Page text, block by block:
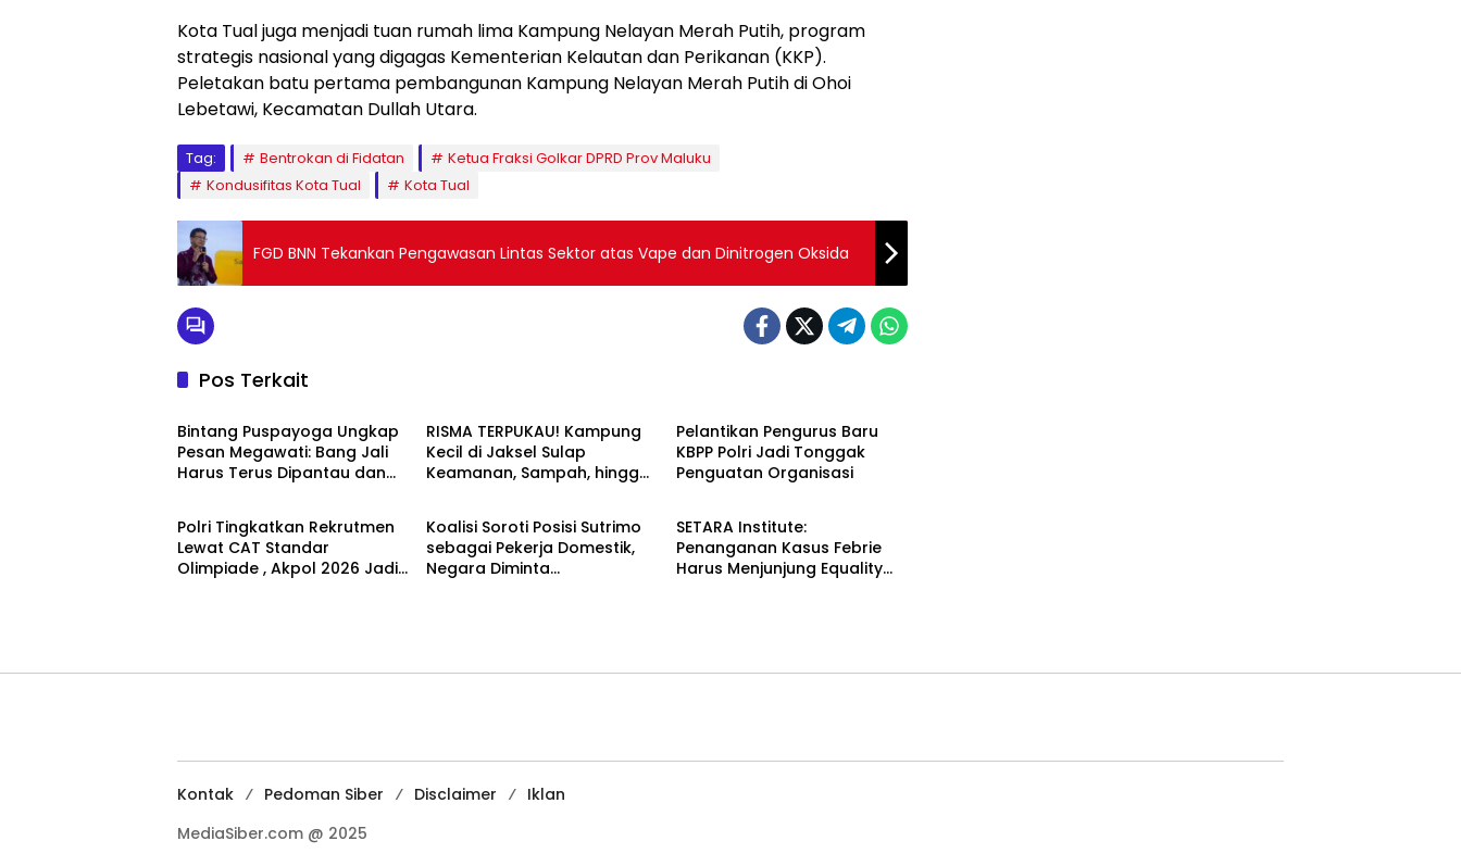
Kota Tual juga menjadi tuan rumah lima Kampung Nelayan Merah Putih, program
strategis nasional yang digagas Kementerian Kelautan dan Perikanan (KKP).
Peletakan batu pertama pembangunan Kampung Nelayan Merah Putih di Ohoi
Lebetawi, Kecamatan Dullah Utara.
Tag: Bentrokan di Fidatan
Ketua Fraksi Golkar DPRD Prov Maluku
Kondusifitas Kota Tual
Kota Tual
FGD BNN Tekankan Pengawasan Lintas Sektor atas Vape dan Dinitrogen Oksida
Pos Terkait
News
Bintang Puspayoga Ungkap
Pesan Megawati: Bang Jali
Harus Terus Dipantau dan
RISMA TERPUKAU! Kampung
Kecil di Jaksel Sulap
Keamanan, Sampah, hingga
Pelantikan Pengurus Baru
KBPP Polri Jadi Tonggak
Penguatan Organisasi
News
Polri Tingkatkan Rekrutmen
Lewat CAT Standar
Olimpiade , Akpol 2026 Jadi
News
Koalisi Soroti Posisi Sutrimo
sebagai Pekerja Domestik,
Negara Diminta
News
SETARA Institute:
Penanganan Kasus Febrie
Harus Menjunjung Equality
Kontak Pedoman Siber Disclaimer
Iklan
MediaSiber.com @ 2025